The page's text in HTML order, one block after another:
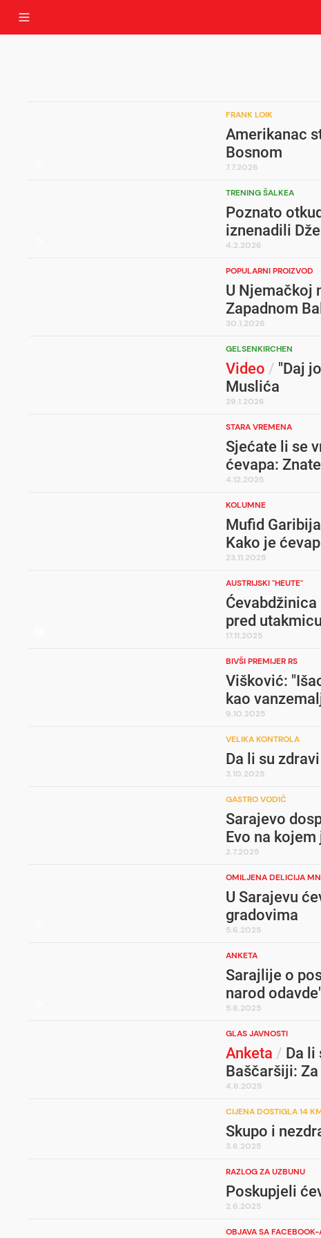
FRANK LOIK
Amerikanac
Bosnom
7.7.2026
TRENING ŠALKEA
Poznato
iznenadili
4.2.2026
POPULARNI PROIZVOD
U Njemačkoj
Zapadnom
30.1.2026
GELSENKIRCHEN
Video / "Daj
Muslića
29.1.2026
STARA VREMENA
Sjećate li se
ćevapa:
4.12.2025
KOLUMNE
Mufid
Kako je
23.11.2025
AUSTRIJSKI "HEUTE"
pred
17.11.2025
BIVŠI PREMIJER RS
Višković:
kao
9.10.2025
VELIKA KONTROLA
Da li su
3.10.2025
GASTRO VODIČ
Sarajevo
Evo na
2.7.2025
OMILJENA DELICIJA
U Sarajevu
gradovima
5.6.2025
ANKETA
Sarajlije o
narod
5.6.2025
GLAS JAVNOSTI
Anketa / Da li
Baščaršiji:
4.6.2025
CIJENA DOSTIGLA 14
Skupo i
3.6.2025
RAZLOG ZA UZBUNU
Poskupjeli
2.6.2025
OBJAVA SA FACEBOOK-